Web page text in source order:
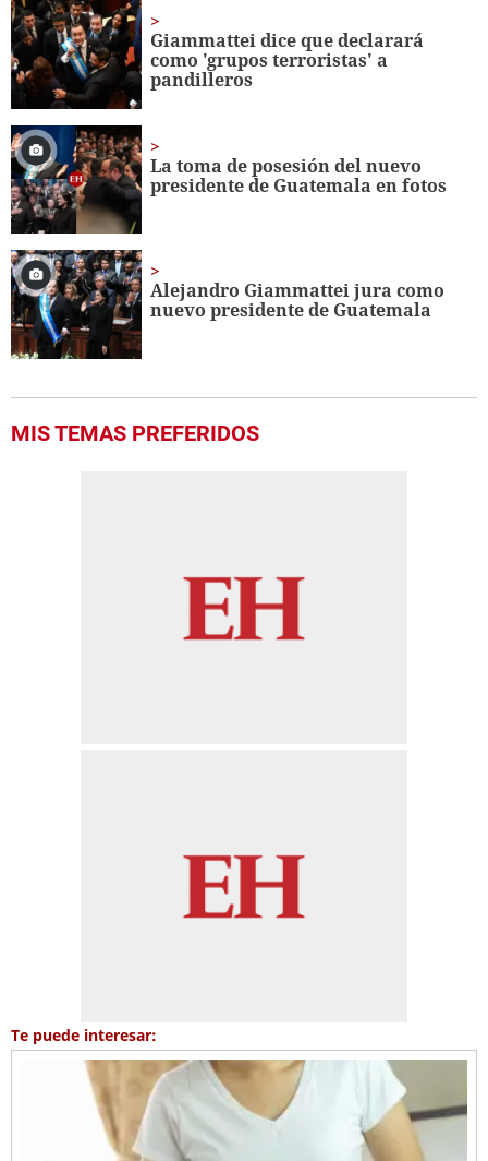
1
minute,
39
seconds
Giammattei dice que declarará
como 'grupos terroristas' a
pandilleros
La toma de posesión del nuevo
presidente de Guatemala en fotos
Alejandro Giammattei jura como
nuevo presidente de Guatemala
MIS TEMAS PREFERIDOS
Te puede interesar: